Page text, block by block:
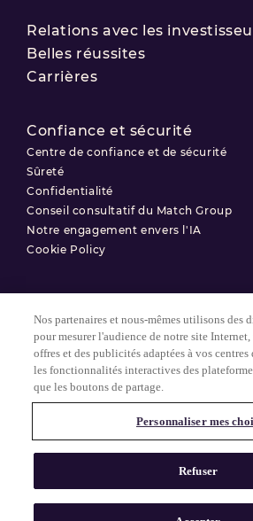
Relations avec les
Belles réussites
Carrières
Confiance et sécurité
Centre de confiance et de sécurité
Sûreté
Confidentialité
Conseil consultatif du Match Group
Notre engagement envers l'IA
Cookie Policy
© 2025 Match Group.
Conditions d'utilisation
Politique de confidentialité
Tous droits réservés. MATCH GROUP, le
MG sont des marques déposées de Match
Toutes les autres marques sont la propriété
Nos partenaires et nous-mêmes utilisons des
pour mesurer l'audience de notre site
offres et des publicités adaptées à vos
les fonctionnalités interactives des
que les boutons de partage.
Personnaliser mes
Refuser